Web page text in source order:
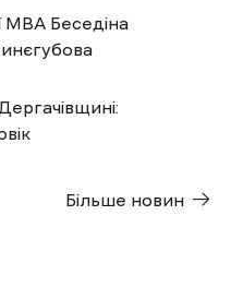
МВА Беседіна
Більше новин